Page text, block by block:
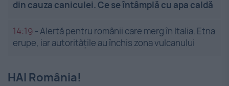
din cauza caniculei. Ce se întâmplă cu apa caldă
14:19 -Alertă pentru românii care merg în Italia. Etna
erupe, iar autoritățile au închis zona vulcanului
HAI România!